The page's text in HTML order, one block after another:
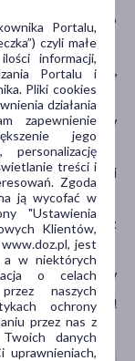
intensywnego
(np. serum,
preparatów
lub grzebieni
kontakt z
powietrza w
pomocne mogą
Portalu,
czyli małe
informacji,
Portalu i
Pliki cookies
działania
zapewnienie
jego
personalizację
treści i
Zgoda
ją wycofać w
"Ustawienia
Klientów,
jest
a w niektórych
o celach
naszych
ochrony
przez nas z
danych
uprawnieniach,